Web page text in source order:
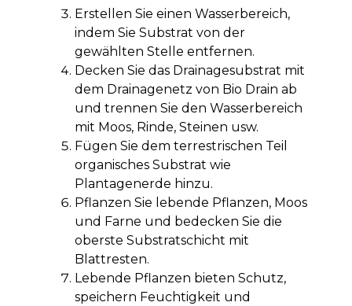
Erstellen Sie einen Wasserbereich,
indem Sie Substrat von der
gewählten Stelle entfernen.
Decken Sie das Drainagesubstrat mit
dem Drainagenetz von Bio Drain ab
und trennen Sie den Wasserbereich
mit Moos, Rinde, Steinen usw.
Fügen Sie dem terrestrischen Teil
organisches Substrat wie
Plantagenerde hinzu.
Pflanzen Sie lebende Pflanzen, Moos
und Farne und bedecken Sie die
oberste Substratschicht mit
Blattresten.
Lebende Pflanzen bieten Schutz,
speichern Feuchtigkeit und